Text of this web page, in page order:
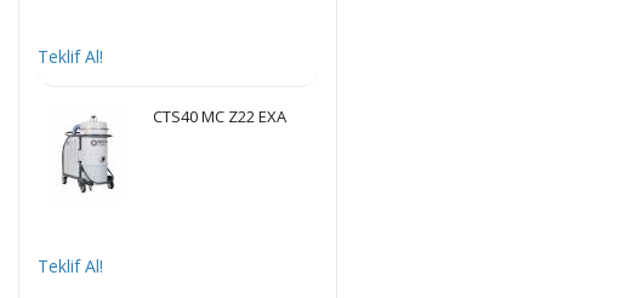
Teklif Al!
CTS40 MC Z22 EXA
Teklif Al!